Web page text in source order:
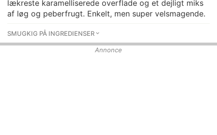
lækreste karamelliserede overflade og et dejligt miks
af løg og peberfrugt. Enkelt, men super velsmagende.
SMUGKIG PÅ INGREDIENSER
Annonce